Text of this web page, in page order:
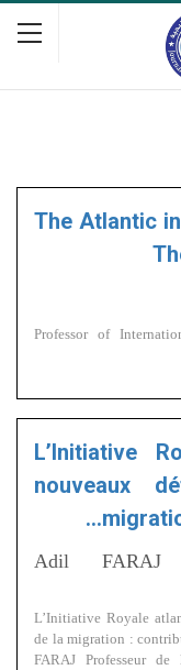
The Atlantic
Professor of
L’Initiative
nouveaux
Adil FARAJ
L’Initiative Royale
de la migration :
FARAJ Professeur de